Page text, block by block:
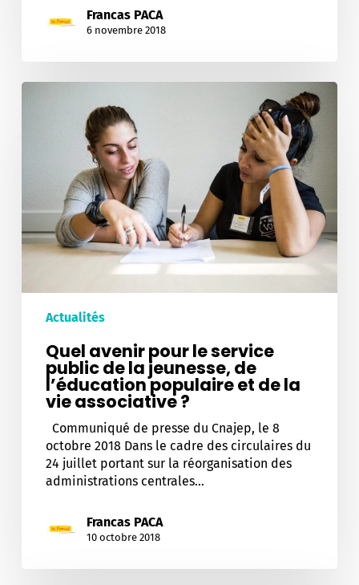
Francas PACA
6 novembre 2018
Quel
la
jeunesse,
de
associative
Actualités
Quel avenir pour le service
public de la jeunesse, de
l’éducation populaire et de la
vie associative ?
Communiqué de presse du Cnajep, le 8
octobre 2018 Dans le cadre des circulaires du
24 juillet portant sur la réorganisation des
administrations centrales…
Francas PACA
10 octobre 2018